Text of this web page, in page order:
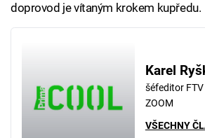
doprovod je vítaným krokem kupředu.
Karel
šéfeditor FTV
ZOOM
VŠECHNY